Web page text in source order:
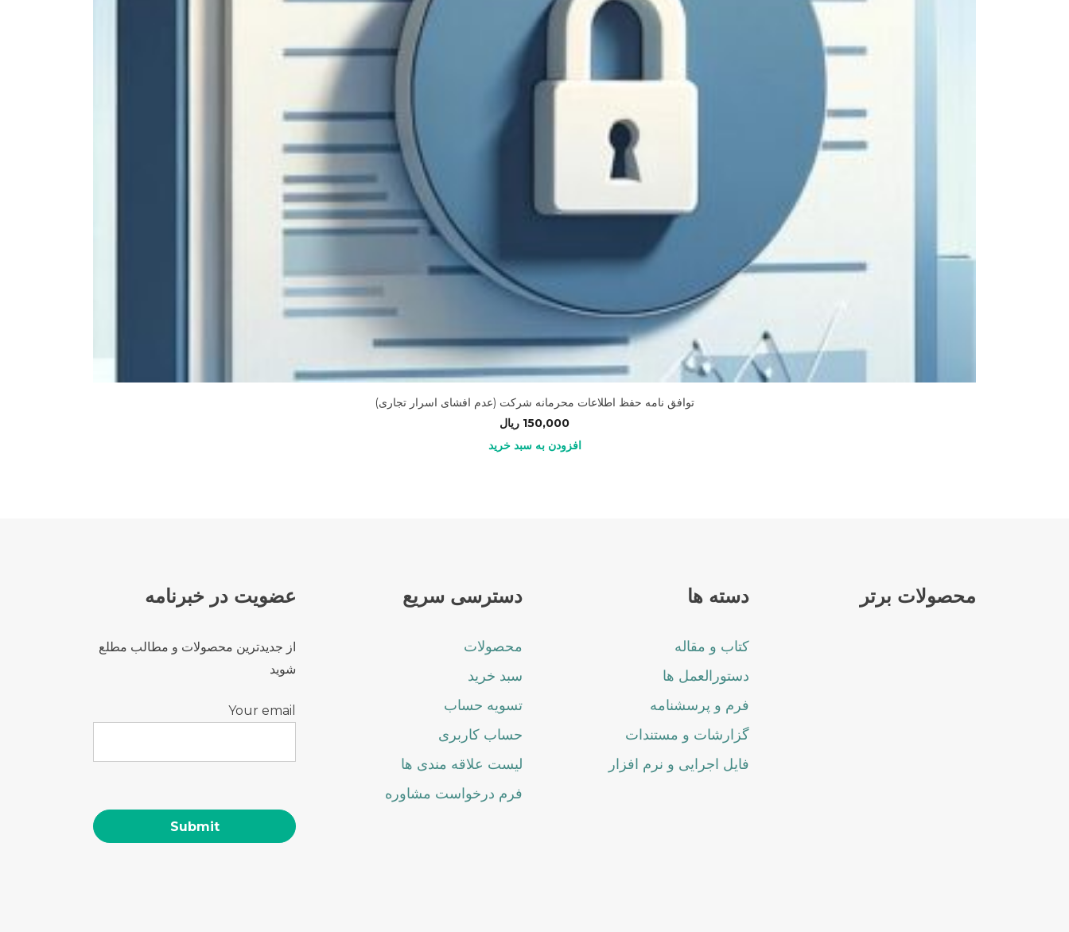
توافق نامه حفظ اطلاعات محرمانه شرکت (عدم افشای اسرار تجاری)
150,000 ریال
افزودن به سبد خرید
محصولات برتر دسته ها
کتاب و مقاله
دستورالعمل ها
فرم و پرسشنامه
گزارشات و مستندات
فایل اجرایی و نرم افزار
دسترسی سریع
محصولات
سبد خرید
تسویه حساب
حساب کاربری
لیست علاقه مندی ها
فرم درخواست مشاوره
عضویت در خبرنامه
از جدیدترین محصولات و مطالب مطلع
شوید
Your email